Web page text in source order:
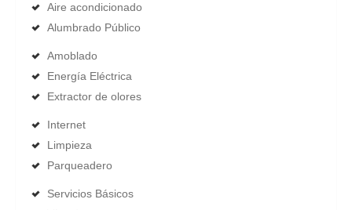
Aire acondicionado
Alumbrado Público
Amoblado
Energía Eléctrica
Extractor de olores
Internet
Limpieza
Parqueadero
Servicios Básicos